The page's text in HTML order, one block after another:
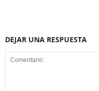
DEJAR UNA RESPUESTA